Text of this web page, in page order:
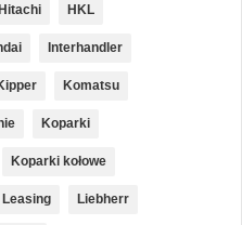
HKL
Interhandler
Komatsu
Koparki
Koparki kołowe
Leasing Liebherr